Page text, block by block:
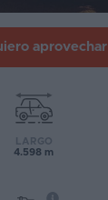
LARGO
4.598 m